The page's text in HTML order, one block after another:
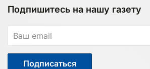
Подпишитесь на нашу газету
Подписаться